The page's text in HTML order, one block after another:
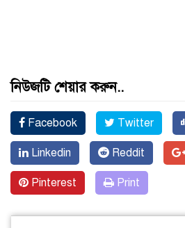
নিউজটি শেয়ার করুন..
Facebook Twitter
Linkedin Reddit
Pinterest Print